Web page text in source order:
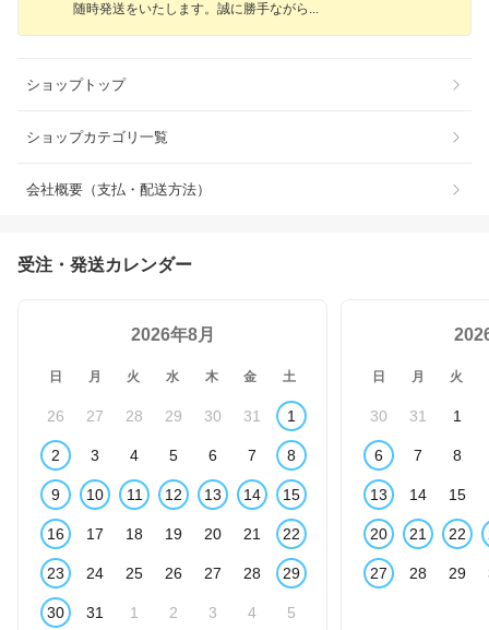
随時発送をいたします。誠に勝手ながら
ショップトップ
ショップカテゴリ一覧
会社概要（支払・配送方法）
受注・発送カレンダー
2026年8月
日 月 火 水 木 金 土
26 27 28 29 30 31 1
2 3 4 5 6 7 8
9 10 11 12 13 14 15
16 17 18 19 20 21 22
23 24 25 26 27 28 29
30 31 1 2 3 4 5
日 月 火
30 31 1
6 7 8
13 14 15
20 21 22
27 28 29